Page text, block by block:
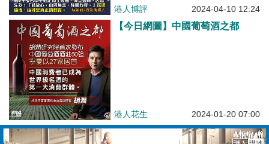
港人博評 2024-04-10 12:24
【今日網圖】中國葡萄酒之都
港人花生 2024-01-20 07:00